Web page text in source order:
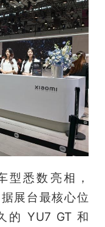
型悉数亮相，
展台最核心位
的 YU7 GT 和